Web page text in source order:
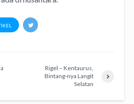
Rigel – Kentaurus,
Bintang-nya Langit
Selatan